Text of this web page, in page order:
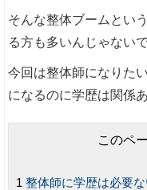
そんな整体ブームとい
る方も多いんじゃない
今回は整体師になりた
になるのに学歴は関係
このペ
整体師に学歴は必要な